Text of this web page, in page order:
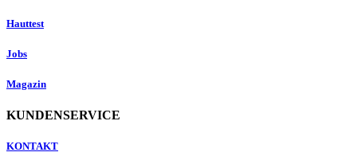
Hauttest
Jobs
Magazin
KUNDENSERVICE
KONTAKT